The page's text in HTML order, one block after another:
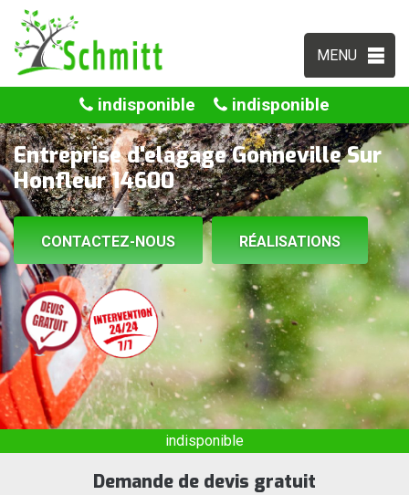
MENU
indisponible indisponible
Entreprise d'elagage Gonneville Sur
Honfleur 14600
CONTACTEZ-NOUS RÉALISATIONS
indisponible
Demande de devis gratuit